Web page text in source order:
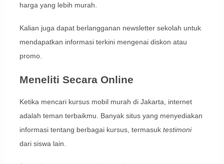
harga yang lebih murah.
Kalian juga dapat berlangganan newsletter sekolah untuk
mendapatkan informasi terkini mengenai diskon atau
promo.
Meneliti Secara Online
Ketika mencari kursus mobil murah di Jakarta, internet
adalah teman terbaikmu. Banyak situs yang menyediakan
informasi tentang berbagai kursus, termasuk testimoni
dari siswa lain.